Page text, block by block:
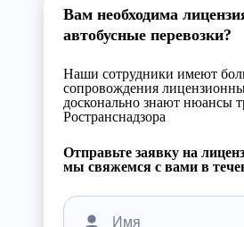
Вам необходима
автобусные перевозки?
Наши сотрудники имеют
сопровождения
досконально знают нюансы
Ространснадзора
Отправьте заявку на
мы свяжемся с вами в